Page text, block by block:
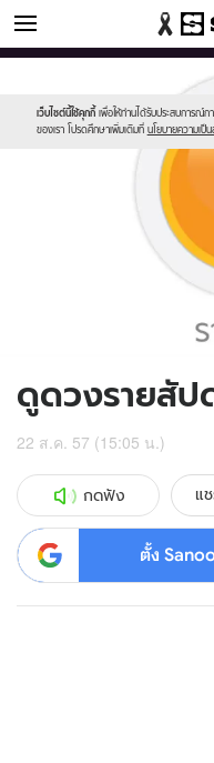
ดูดวง
เว็บไซต์นี้ใช้คุกกี้ เพื่อให้ท่านได้รับประสบการณ์
ของเรา โปรดศึกษาเพิ่มเติมที่ นโยบายความเป็
//s.isanook.com/sr/0/
sanook.png
//s.isanook.com/ho/0/ud/13/
ดูดวงรายสัป
22 ส.ค. 57 (15:05 น.)
กดฟัง แ
ตั้ง